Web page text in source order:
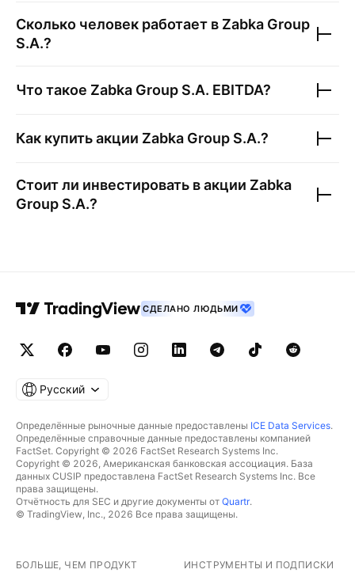
Сколько человек работает в Zabka Group
S.A.?
Что такое Zabka Group S.A. EBITDA?
Как купить акции Zabka Group S.A.?
Стоит ли инвестировать в акции Zabka
Group S.A.?
СДЕЛАНО ЛЮДЬМИ
Русский
Определённые рыночные данные предоставлены ICE Data Services.
Определённые справочные данные предоставлены компанией
FactSet. Copyright © 2026 FactSet Research Systems Inc.
Copyright © 2026, Американская банковская ассоциация. База
данных CUSIP предоставлена FactSet Research Systems Inc. Все
права защищены.
Отчётность для SEC и другие документы от Quartr.
© TradingView, Inc., 2026 Все права защищены.
БОЛЬШЕ, ЧЕМ ПРОДУКТ ИНСТРУМЕНТЫ И ПОДПИСКИ